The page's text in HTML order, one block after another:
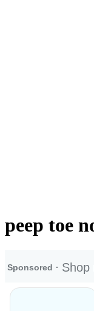
peep toe